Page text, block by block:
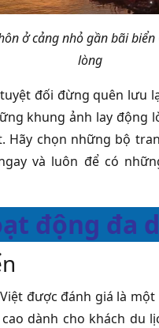
ở cảng nhỏ gần bãi biển
lòng
đối đừng quên lưu
khung ảnh lay động
Hãy chọn những bộ
và luôn để có
động đa
được đánh giá là
dành cho khách du